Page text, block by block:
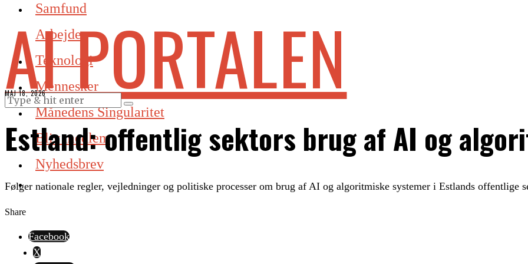
Samfund
Arbejde
Teknologi
Mennesker
Månedens Singularitet
Bliv medlem
Nyhedsbrev
AI PORTALEN
MAJ 18, 2026
Estland: offentlig sektors brug af AI og
Følger nationale regler, vejledninger og politiske processer om brug af AI og algoritmiske systemer i Estlands offentlige
Share
Facebook
X